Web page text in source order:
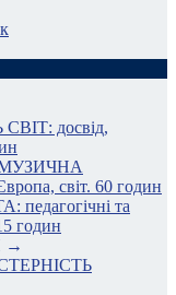
досвід,
світ. 60 годин
та
годин
→